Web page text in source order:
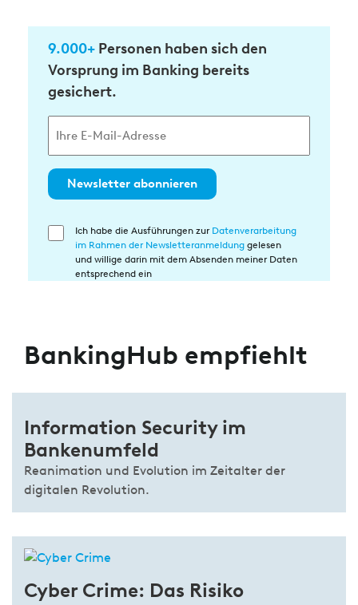
9.000+ Personen haben sich den
Vorsprung im Banking bereits
gesichert.
Newsletter abonnieren
Einwilligung
Ich habe die Ausführungen zur Datenverarbeitung
im Rahmen der Newsletteranmeldung gelesen
und willige darin mit dem Absenden meiner Daten
entsprechend ein
BankingHub empfiehlt
Information Security im
Bankenumfeld
Reanimation und Evolution im Zeitalter der
digitalen Revolution.
Cyber Crime: Das Risiko